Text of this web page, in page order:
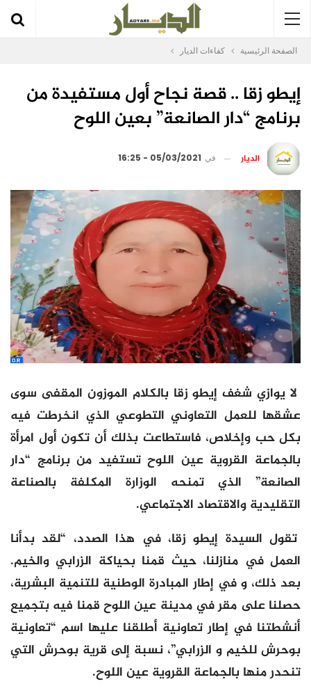
الصفحة الرئيسية كفاءات الديار
إيطو زقا .. قصة نجاح أول مستفيدة من
برنامج “دار الصانعة” بعين اللوح
الديار في 05/03/2021 - 16:25
لا يوازي شغف إيطو زقا بالكلام الموزون المقفى سوى
عشقها للعمل التعاوني التطوعي الذي انخرطت فيه
بكل حب وإخلاص، فاستطاعت بذلك أن تكون أول امرأة
بالجماعة القروية عين اللوح تستفيد من برنامج “دار
الصانعة” الذي تمنحه الوزارة المكلفة بالصناعة
التقليدية والاقتصاد الاجتماعي.
تقول السيدة إيطو زقا، في هذا الصدد، “لقد بدأنا
العمل في منازلنا، حيث قمنا بحياكة الزرابي والخيم.
بعد ذلك، و في إطار المبادرة الوطنية للتنمية البشرية،
حصلنا على مقر في مدينة عين اللوح قمنا فيه بتجميع
أنشطتنا في إطار تعاونية أطلقنا عليها اسم “تعاونية
بوحرش للخيم و الزرابي”، نسبة إلى قرية بوحرش التي
تنحدر منها بالجماعة القروية عين اللوح.